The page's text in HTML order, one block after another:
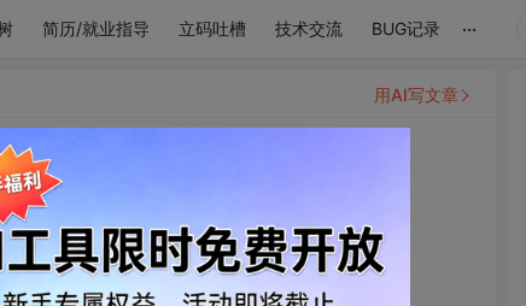
简历/就业指导 立码吐槽 技术交流 BUG记录 ...
用AI写文章